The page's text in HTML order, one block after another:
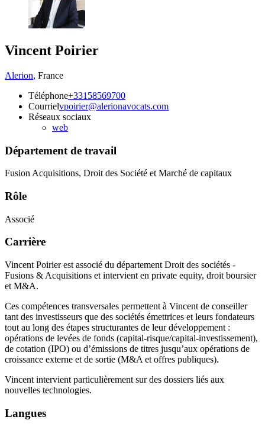
Vincent Poirier
Alerion, France
Téléphone+33158569700
Courrielvpoirier@alerionavocats.com
Réseaux sociaux
web
Département de travail
Fusion Acquisitions, Droit des Société et Marché de capitaux
Rôle
Associé
Carrière
Vincent Poirier est associé du département Droit des sociétés -
Fusions & Acquisitions et intervient en private equity, droit boursier
et M&A.
Ces compétences transversales permettent à Vincent de conseiller
tant des investisseurs que des sociétés émettrices et leurs fondateurs
tout au long des étapes structurantes de leur développement :
opérations de levées de fonds (capital-risque/capital-investissement),
de cotation (IPO) ou d’émissions de titres jusqu’aux opérations de
croissance externe et de sortie (M&A et offres publiques).
Vincent intervient particulièrement sur des dossiers liés aux
nouvelles technologies.
Langues